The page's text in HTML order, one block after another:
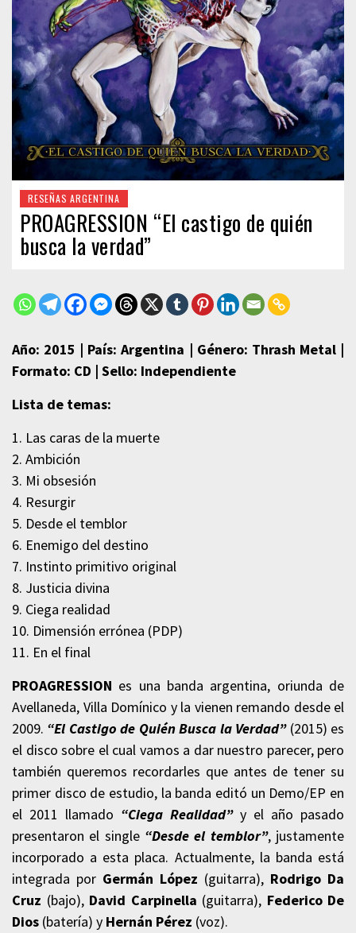
RESEÑAS ARGENTINA
PROAGRESSION “El castigo de quién
busca la verdad”
Año: 2015 | País: Argentina | Género: Thrash Metal |
Formato: CD | Sello: Independiente
Lista de temas:
1. Las caras de la muerte
2. Ambición
3. Mi obsesión
4. Resurgir
5. Desde el temblor
6. Enemigo del destino
7. Instinto primitivo original
8. Justicia divina
9. Ciega realidad
10. Dimensión errónea (PDP)
11. En el final
PROAGRESSION es una banda argentina, oriunda de
Avellaneda, Villa Domínico y la vienen remando desde el
2009. “El Castigo de Quién Busca la Verdad”(2015) es
el disco sobre el cual vamos a dar nuestro parecer, pero
también queremos recordarles que antes de tener su
primer disco de estudio, la banda editó un Demo/EP en
el 2011 llamado “Ciega Realidad”y el año pasado
presentaron el single “Desde el temblor”, justamente
incorporado a esta placa. Actualmente, la banda está
integrada por Germán López (guitarra), Rodrigo Da
Cruz (bajo), David Carpinella (guitarra), Federico De
Dios (batería) y Hernán Pérez (voz).